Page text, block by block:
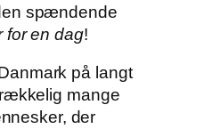
spændende
for en dag!
på langt
mange
der